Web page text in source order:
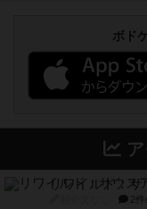
ボド
リワイルド：サ
2件